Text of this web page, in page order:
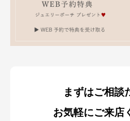
まずはご相談
お気軽にご来店